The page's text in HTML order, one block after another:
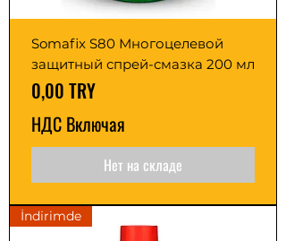
Somafix S80 Многоцелевой
защитный спрей-смазка 200 мл
Цена
0,00 TRY
НДС Включая
Нет на складе
İndirimde